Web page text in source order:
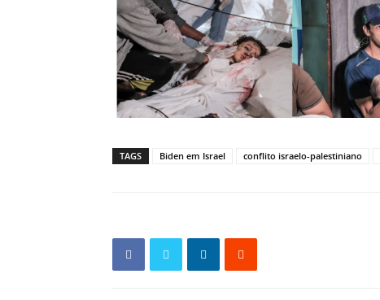
TAGS Biden em Israel conflito israelo-palestiniano